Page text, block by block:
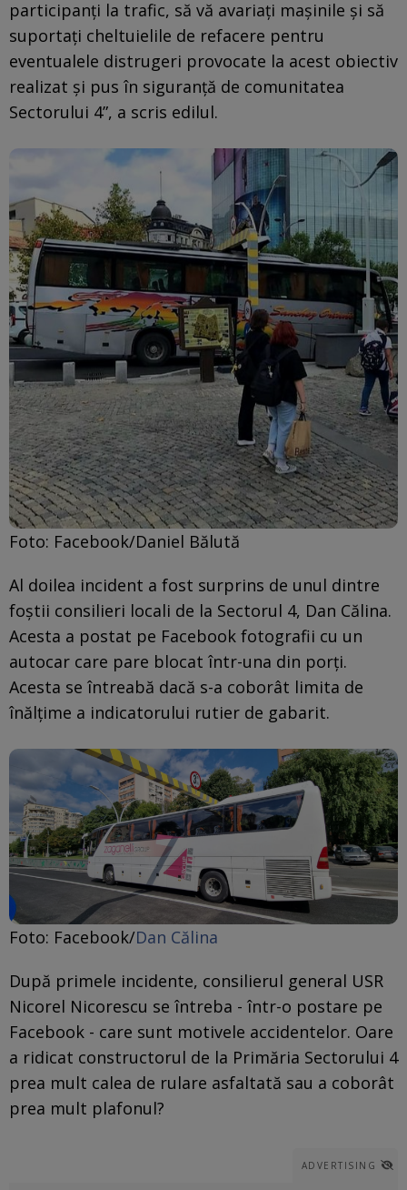
participanți la trafic, să vă avariați mașinile și să
suportați cheltuielile de refacere pentru
eventualele distrugeri provocate la acest obiectiv
realizat și pus în siguranță de comunitatea
Sectorului 4”, a scris edilul.
Foto: Facebook/Daniel Bălută
Al doilea incident a fost surprins de unul dintre
foștii consilieri locali de la Sectorul 4, Dan Călina.
Acesta a postat pe Facebook fotografii cu un
autocar care pare blocat într-una din porți.
Acesta se întreabă dacă s-a coborât limita de
înălțime a indicatorului rutier de gabarit.
Foto: Facebook/Dan Călina
După primele incidente, consilierul general USR
Nicorel Nicorescu se întreba - într-o postare pe
Facebook - care sunt motivele accidentelor. Oare
a ridicat constructorul de la Primăria Sectorului 4
prea mult calea de rulare asfaltată sau a coborât
prea mult plafonul?
ADVERTISING